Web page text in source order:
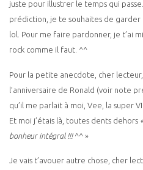
juste pour illustrer le temps qui passe.
prédiction, je te souhaites de
lol. Pour me faire pardonner, je t’ai
rock comme il faut. ^^
Pour la petite anecdote, cher
l’anniversaire de Ronald (voir note
qu’il me parlait à moi, Vee, la super
Et moi j’étais là, toutes dents dehors
bonheur intégral !!!^^ »
Je vais t’avouer autre chose, cher